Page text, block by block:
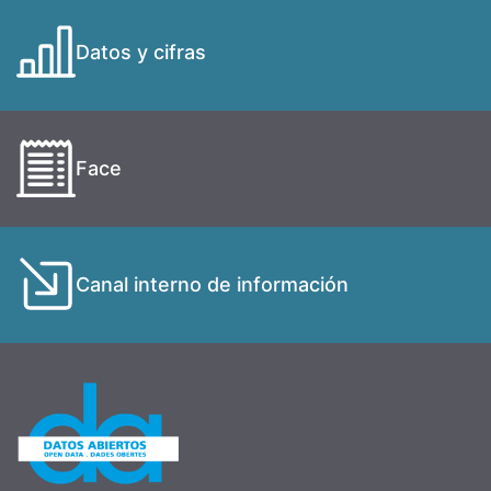
Datos y cifras
Face
Canal interno de información